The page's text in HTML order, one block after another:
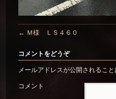
← Ｍ様 ＬＳ４６０
コメントをどうぞ
メールアドレスが公開されること
コメント